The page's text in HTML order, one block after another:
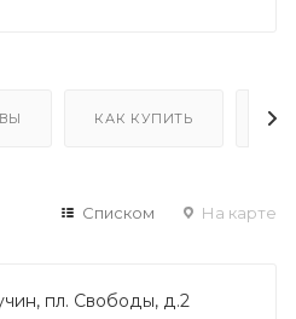
КАК КУПИТЬ
Списком На карте
пл. Свободы, д.2